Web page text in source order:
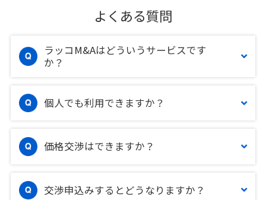
よくある質問
ラッコM&Aはどういうサービスです
か？
個人でも利用できますか？
価格交渉はできますか？
交渉申込みするとどうなりますか？